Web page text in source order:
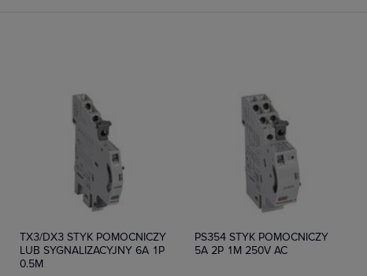
TX3/DX3 STYK POMOCNICZY
LUB SYGNALIZACYJNY 6A 1P
0.5M
PS354 STYK POMOCNICZY
5A 2P 1M 250V AC